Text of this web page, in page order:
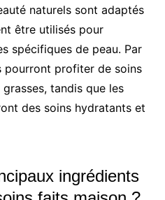
naturels sont adaptés
être utilisés pour
spécifiques de peau. Par
pourront profiter de soins
tandis que les
des soins hydratants et
ingrédients